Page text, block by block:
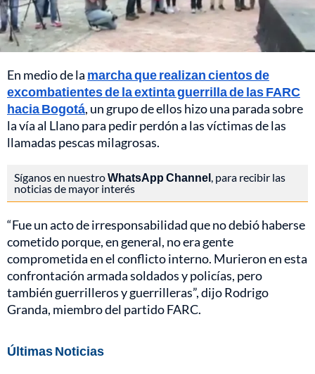
En medio de la marcha que realizan cientos de
excombatientes de la extinta guerrilla de las FARC
hacia Bogotá, un grupo de ellos hizo una parada sobre
la vía al Llano para pedir perdón a las víctimas de las
llamadas pescas milagrosas.
Síganos en nuestroWhatsApp Channel , para recibir las
noticias de mayor interés
“Fue un acto de irresponsabilidad que no debió haberse
cometido porque, en general, no era gente
comprometida en el conflicto interno. Murieron en esta
confrontación armada soldados y policías, pero
también guerrilleros y guerrilleras”, dijo Rodrigo
Granda, miembro del partido FARC.
Últimas Noticias